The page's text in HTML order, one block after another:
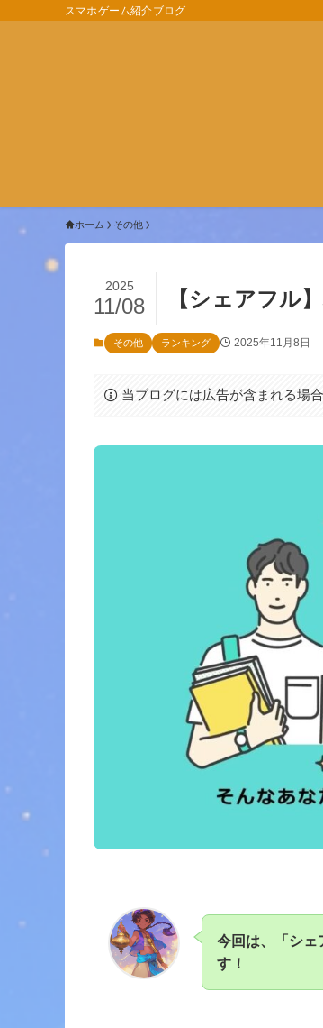
スマホゲーム紹介ブログ
ホーム その他
【シェアフル
2025
11/08
その他 ランキング 2025年11月8日
当ブログには広告が含まれる場
今回は、「シェ
す！